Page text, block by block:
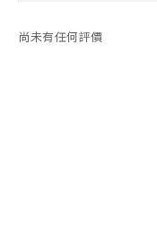
尚未有任何評價